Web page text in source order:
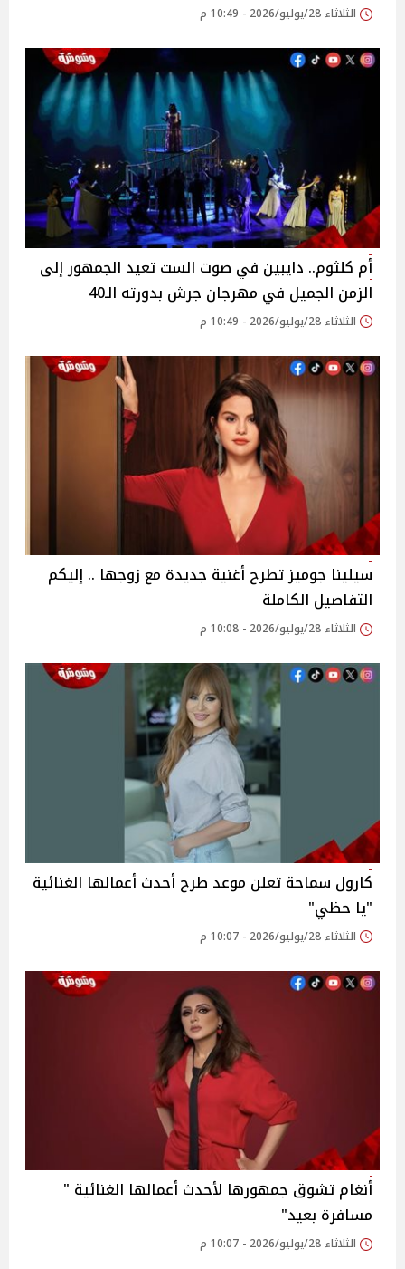
الثلاثاء 28/يوليو/2026 - 10:49 م
أم كلثوم.. دايبين في صوت الست تعيد الجمهور إلى
الزمن الجميل في مهرجان جرش بدورته الـ40
الثلاثاء 28/يوليو/2026 - 10:49 م
سيلينا جوميز تطرح أغنية جديدة مع زوجها .. إليكم
التفاصيل الكاملة
الثلاثاء 28/يوليو/2026 - 10:08 م
كارول سماحة تعلن موعد طرح أحدث أعمالها الغنائية
"يا حظي"
الثلاثاء 28/يوليو/2026 - 10:07 م
أنغام تشوق جمهورها لأحدث أعمالها الغنائية "
مسافرة بعيد"
الثلاثاء 28/يوليو/2026 - 10:07 م